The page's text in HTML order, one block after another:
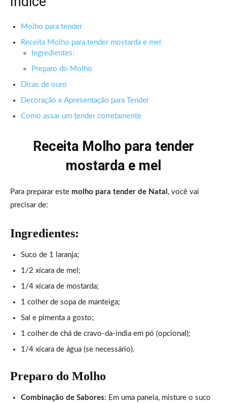
Molho para tender
Receita Molho para tender mostarda e mel
Ingredientes:
Preparo do Molho
Dicas de ouro
Decoração e Apresentação para Tender
Como assar um tender corretamente
Receita Molho para tender
mostarda e mel
Para preparar este molho para tender de Natal , você vai
precisar de:
Ingredientes:
Suco de 1 laranja;
1/2 xícara de mel;
1/4 xícara de mostarda;
1 colher de sopa de manteiga;
Sal e pimenta a gosto;
1 colher de chá de cravo-da-índia em pó (opcional);
1/4 xícara de água (se necessário).
Preparo do Molho
Combinação de Sabores: Em uma panela, misture o suco